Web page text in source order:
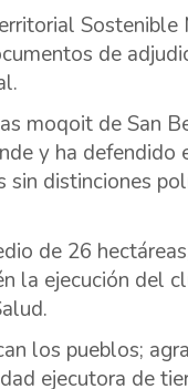
Sostenible
de
moqoit de San
y ha defendido
sin distinciones
de 26
la ejecución del
los pueblos;
ejecutora de